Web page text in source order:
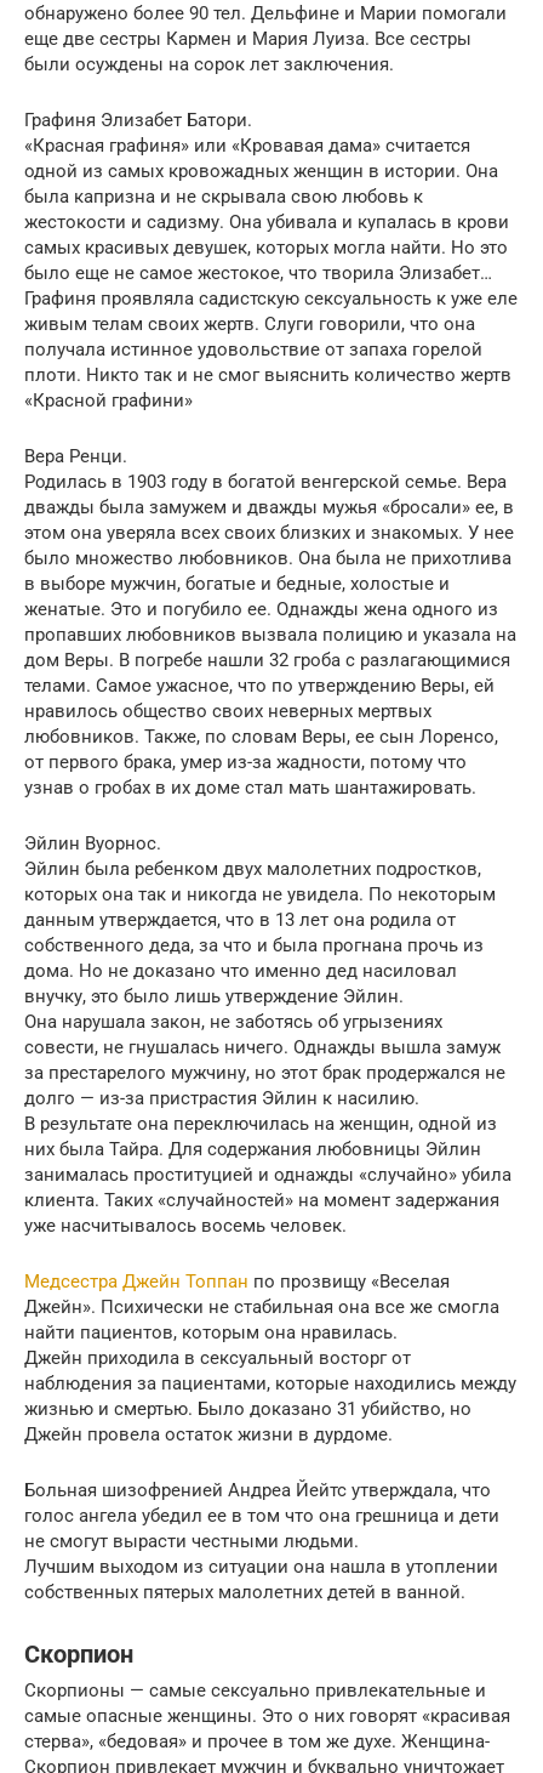
обнаружено более 90 тел. Дельфине и Марии помогали
еще две сестры Кармен и Мария Луиза. Все сестры
были осуждены на сорок лет заключения.
Графиня Элизабет Батори.
«Красная графиня» или «Кровавая дама» считается
одной из самых кровожадных женщин в истории. Она
была капризна и не скрывала свою любовь к
жестокости и садизму. Она убивала и купалась в крови
самых красивых девушек, которых могла найти. Но это
было еще не самое жестокое, что творила Элизабет…
Графиня проявляла садистскую сексуальность к уже еле
живым телам своих жертв. Слуги говорили, что она
получала истинное удовольствие от запаха горелой
плоти. Никто так и не смог выяснить количество жертв
«Красной графини»
Вера Ренци.
Родилась в 1903 году в богатой венгерской семье. Вера
дважды была замужем и дважды мужья «бросали» ее, в
этом она уверяла всех своих близких и знакомых. У нее
было множество любовников. Она была не прихотлива
в выборе мужчин, богатые и бедные, холостые и
женатые. Это и погубило ее. Однажды жена одного из
пропавших любовников вызвала полицию и указала на
дом Веры. В погребе нашли 32 гроба с разлагающимися
телами. Самое ужасное, что по утверждению Веры, ей
нравилось общество своих неверных мертвых
любовников. Также, по словам Веры, ее сын Лоренсо,
от первого брака, умер из-за жадности, потому что
узнав о гробах в их доме стал мать шантажировать.
Эйлин Вуорнос.
Эйлин была ребенком двух малолетних подростков,
которых она так и никогда не увидела. По некоторым
данным утверждается, что в 13 лет она родила от
собственного деда, за что и была прогнана прочь из
дома. Но не доказано что именно дед насиловал
внучку, это было лишь утверждение Эйлин.
Она нарушала закон, не заботясь об угрызениях
совести, не гнушалась ничего. Однажды вышла замуж
за престарелого мужчину, но этот брак продержался не
долго — из-за пристрастия Эйлин к насилию.
В результате она переключилась на женщин, одной из
них была Тайра. Для содержания любовницы Эйлин
занималась проституцией и однажды «случайно» убила
клиента. Таких «случайностей» на момент задержания
уже насчитывалось восемь человек.
Медсестра Джейн Топпан по прозвищу «Веселая
Джейн». Психически не стабильная она все же смогла
найти пациентов, которым она нравилась.
Джейн приходила в сексуальный восторг от
наблюдения за пациентами, которые находились между
жизнью и смертью. Было доказано 31 убийство, но
Джейн провела остаток жизни в дурдоме.
Больная шизофренией Андреа Йейтс утверждала, что
голос ангела убедил ее в том что она грешница и дети
не смогут вырасти честными людьми.
Лучшим выходом из ситуации она нашла в утоплении
собственных пятерых малолетних детей в ванной.
Скорпион
Скорпионы — самые сексуально привлекательные и
самые опасные женщины. Это о них говорят «красивая
стерва», «бедовая» и прочее в том же духе. Женщина-
Скорпион привлекает мужчин и буквально уничтожает